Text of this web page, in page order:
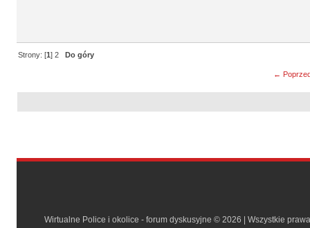
Strony: [1]2 Do góry
←
Wirtualne Police i okolice - forum dyskusyjne © 2026 | Wszystkie